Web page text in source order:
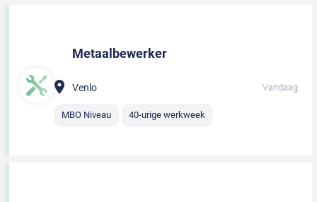
Metaalbewerker
Venlo Vandaag
MBO Niveau 40-urige werkweek